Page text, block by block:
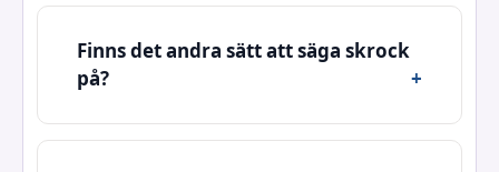
Finns det andra sätt att säga skrock
på?